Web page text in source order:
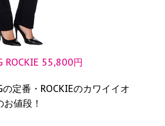
ROCKIE 55,800円
の定番・ROCKIEのカワイイオ
値段！